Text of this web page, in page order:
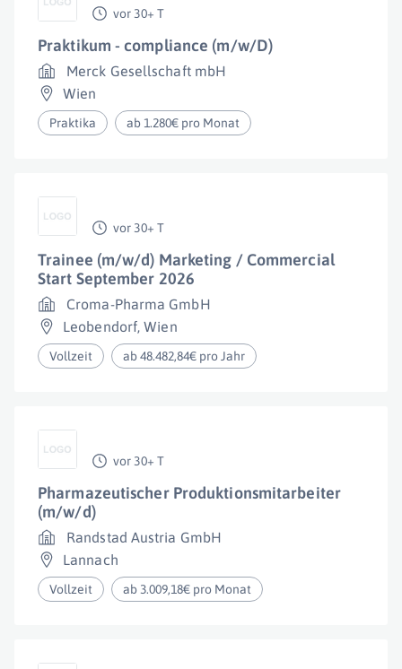
vor 30+ T
Praktikum - compliance (m/w/D)
Merck Gesellschaft mbH
Wien
Praktika ab 1.280€ pro Monat
vor 30+ T
Trainee (m/w/d) Marketing / Commercial
Start September 2026
Croma-Pharma GmbH
Leobendorf,Wien
Vollzeit ab 48.482,84€ pro Jahr
vor 30+ T
Pharmazeutischer Produktionsmitarbeiter
(m/w/d)
Randstad Austria GmbH
Lannach
Vollzeit ab 3.009,18€ pro Monat